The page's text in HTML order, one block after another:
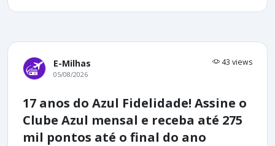
E-Milhas 43 views
05/08/2026
17 anos do Azul Fidelidade! Assine o
Clube Azul mensal e receba até 275
mil pontos até o final do ano